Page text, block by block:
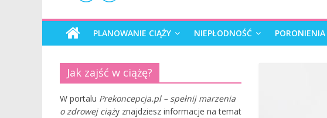
PLANOWANIE CIĄŻY NIEPŁODNOŚĆ PORONIENIA
Jak zajść w ciążę?
W portalu Prekoncepcja.pl – spełnij marzenia
o zdrowej ciąży znajdziesz informacje na temat